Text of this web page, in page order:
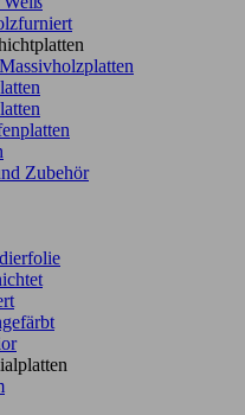
Zubehör